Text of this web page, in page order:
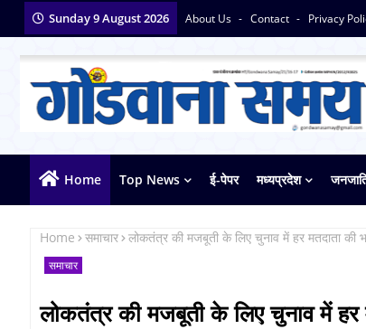
Sunday 9 August 2026 About Us Contact Privacy
Home Top News ई-पेपर मध्यप्रदेश
Home समाचार लोकतंत्र की मजबूती के लिए चुनाव में हर मतदाता की
समाचार
लोकतंत्र की मजबूती के लिए चुनाव में हर